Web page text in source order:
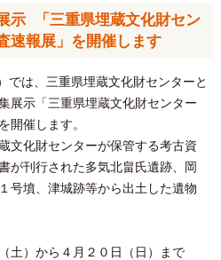
示 「三重県埋蔵文化財セン
速報展」を開催します
は、三重県埋蔵文化財センターと
展示「三重県埋蔵文化財センター
開催します。
文化財センターが保管する考古資
が刊行された多気北畠氏遺跡、岡
号墳、津城跡等から出土した遺物
土）から４月２０日（日）まで